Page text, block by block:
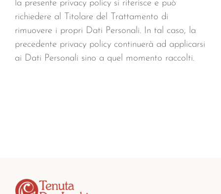
la presente privacy policy si riferisce e può
richiedere al Titolare del Trattamento di
rimuovere i propri Dati Personali. In tal caso, la
precedente privacy policy continuerà ad applicarsi
ai Dati Personali sino a quel momento raccolti.